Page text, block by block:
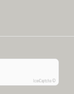
IconCaptcha ©